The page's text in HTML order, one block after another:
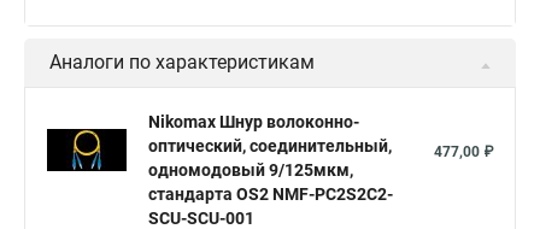
Аналоги по характеристикам
Nikomax Шнур волоконно-
оптический, соединительный,
одномодовый 9/125мкм,
стандарта OS2 NMF-PC2S2C2-
SCU-SCU-001
477,00 ₽